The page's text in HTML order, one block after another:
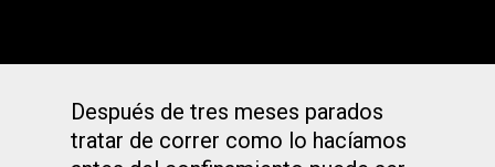
Después de tres meses parados
tratar de correr como lo hacíamos